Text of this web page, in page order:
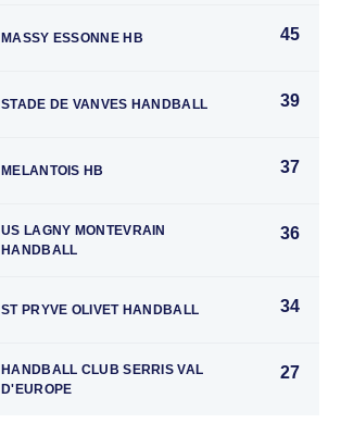
MASSY ESSONNE HB 45
STADE DE VANVES HANDBALL 39
MELANTOIS HB 37
US LAGNY MONTEVRAIN
HANDBALL
36
ST PRYVE OLIVET HANDBALL 34
HANDBALL CLUB SERRIS VAL
D'EUROPE
27